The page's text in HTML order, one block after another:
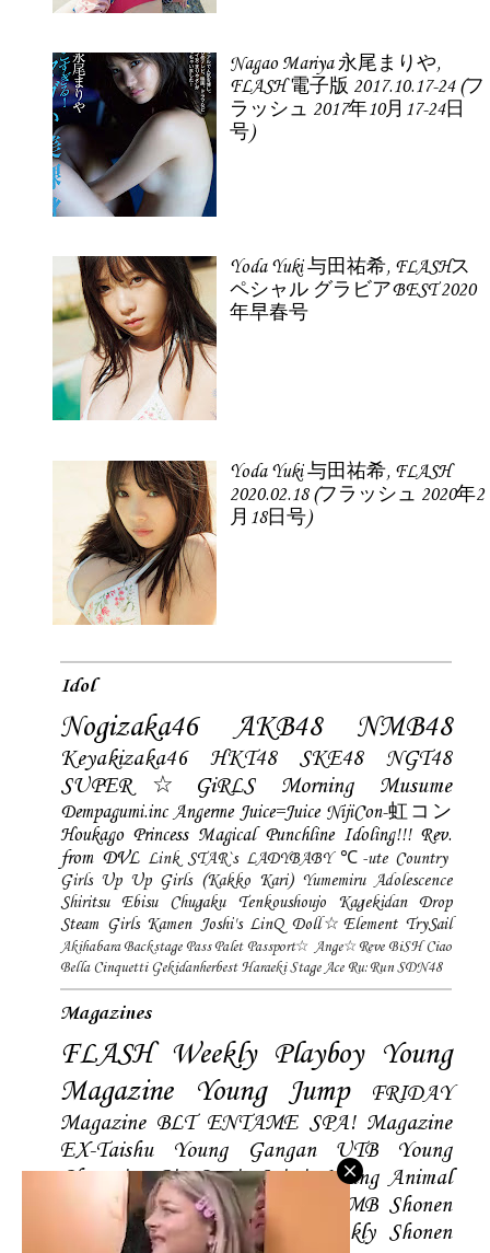
Nagao Mariya 永尾まりや,
FLASH 電子版 2017.10.17-24 (フ
ラッシュ 2017年10月17-24日
号)
Yoda Yuki 与田祐希, FLASHス
ペシャル グラビアBEST 2020
年早春号
Yoda Yuki 与田祐希, FLASH
2020.02.18 (フラッシュ 2020年2
月18日号)
Idol
Nogizaka46 AKB48 NMB48
Keyakizaka46 HKT48 SKE48
NGT48
SUPER☆GiRLS
Morning Musume
Dempagumi.inc Angerme Juice=Juice NijiCon-虹コン
Houkago Princess Magical Punchline Idoling!!! Rev.
from DVL Link STAR`s LADYBABY ℃-ute Country
Girls Up Up Girls (Kakko Kari) Yumemiru Adolescence
Shiritsu Ebisu Chugaku
Tenkoushoujo Kagekidan
Drop
Steam Girls Kamen Joshi's LinQ Doll☆Element TrySail
Akihabara Backstage Pass Palet Passport☆ Ange☆Reve BiSH Ciao
Bella Cinquetti Gekidanherbest Haraeki Stage Ace Ru:Run SDN48
Magazines
FLASH Weekly Playboy Young
Magazine
Young Jump
FRIDAY
Magazine BLT ENTAME SPA! Magazine
EX-Taishu
Young Gangan UTB
Young
Champion Big Comic Spirtis Young Animal
Shonen Magazine BUBKA BOMB Shonen
Champion Manga Action
Weekly Shonen